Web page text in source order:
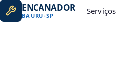
ENCANADOR
BAURU-SP Serviços